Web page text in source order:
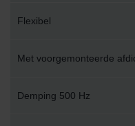
Flexibel
Met voorgemonteerde
Demping 500 Hz